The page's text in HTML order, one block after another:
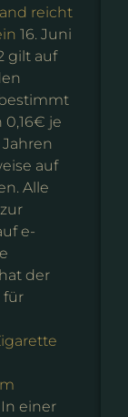
reicht
16. Juni
gilt auf
0,16€ je
auf
Alle
e-
der
für
In einer